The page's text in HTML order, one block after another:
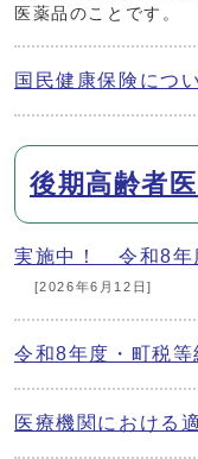
医薬品のことです。
国民健康保険につ
後期高齢者
実施中！ 令和8年
[2026年6月12日]
令和8年度・町税等
医療機関における